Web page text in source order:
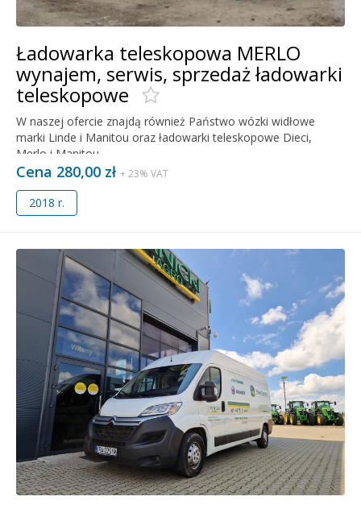
Ładowarka teleskopowa MERLO
wynajem, serwis, sprzedaż ładowarki
teleskopowe
W naszej ofercie znajdą również Państwo wózki widłowe
marki Linde i Manitou oraz ładowarki teleskopowe Dieci,
Merlo i Manitou.
Cena 280,00 zł + 23% VAT
2018 r.